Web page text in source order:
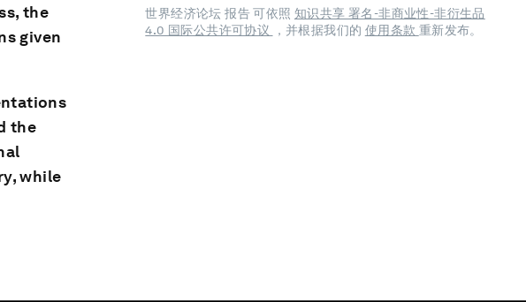
the
given
the
while
世界经济论坛 报告 可依照 知识共享 署名-非商业性-非衍生品
4.0 国际公共许可协议
，并根据我们的 使用条款 重新发布。